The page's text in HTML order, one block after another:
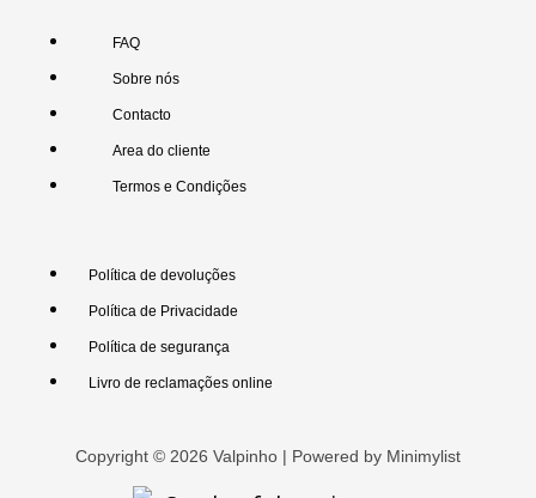
FAQ
Sobre nós
Contacto
Area do cliente
Termos e Condições
Política de devoluções
Política de Privacidade
Política de segurança
Livro de reclamações online
Copyright © 2026 Valpinho | Powered by Minimylist